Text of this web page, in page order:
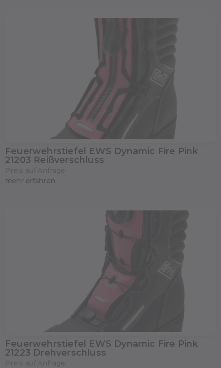
Feuerwehrstiefel EWS Dynamic Fire Pink
21203 Reißverschluss
mehr erfahren
Feuerwehrstiefel EWS Dynamic Fire Pink
21223 Drehverschluss